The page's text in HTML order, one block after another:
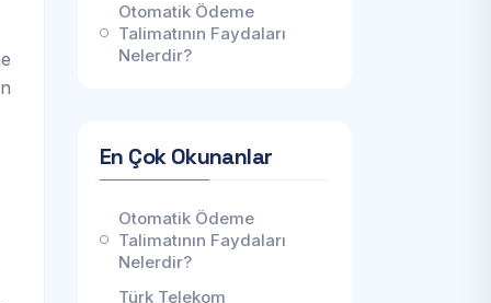
Otomatik Ödeme
Talimatının Faydaları
Nelerdir?
En Çok Okunanlar
Otomatik Ödeme
Talimatının Faydaları
Nelerdir?
Türk Telekom